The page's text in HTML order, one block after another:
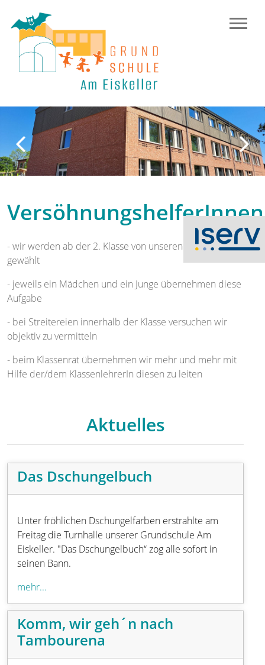
Previous
VersöhnungshelferInnen
- wir werden ab der 2. Klasse von unseren Mitschülern
gewählt
- jeweils ein Mädchen und ein Junge übernehmen diese
Aufgabe
- bei Streitereien innerhalb der Klasse versuchen wir
objektiv zu vermitteln
- beim Klassenrat übernehmen wir mehr und mehr mit
Hilfe der/dem KlassenlehrerIn diesen zu leiten
Aktuelles
Das Dschungelbuch
Unter fröhlichen Dschungelfarben erstrahlte am
Freitag die Turnhalle unserer Grundschule Am
Eiskeller. "Das Dschungelbuch“ zog alle sofort in
seinen Bann.
mehr...
Komm, wir geh´n nach
Tambourena